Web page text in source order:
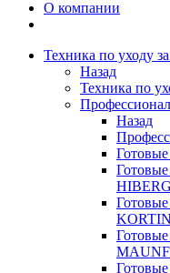
О компании
Техника по уходу
Назад
Техника по
Назад
HIBERG